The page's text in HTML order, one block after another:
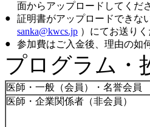
面からアップロードしてくだ
●
証明書がアップロードできな
sanka@kwcs.jp ）にてお送りく
●
参加費はご入金後、理由の如
プログラム・
医師・一般（会員）・名誉会員
医師・企業関係者（非会員）